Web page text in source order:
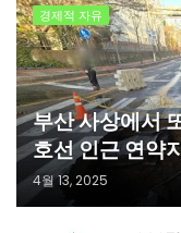
경제적 자유
부산 사상에서
호선 인근 연약
4월 13, 2025